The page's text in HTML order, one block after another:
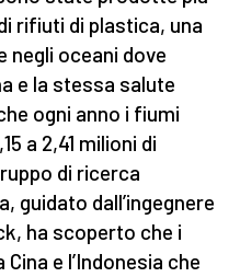
rifiuti di plastica, una
negli oceani dove
e la stessa salute
ogni anno i fiumi
a 2,41 milioni di
di ricerca
guidato dall’ingegnere
ha scoperto che i
e l’Indonesia che